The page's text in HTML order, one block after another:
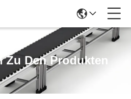
Zu Den Produkten